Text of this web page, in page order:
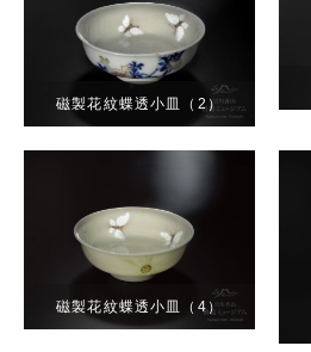
磁製花紋蝶透小皿（2）
磁製花紋蝶透小皿（4）